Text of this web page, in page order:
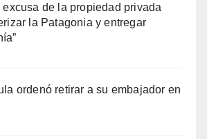
excusa de la propiedad privada
la Patagonia y entregar
ordenó retirar a su embajador en